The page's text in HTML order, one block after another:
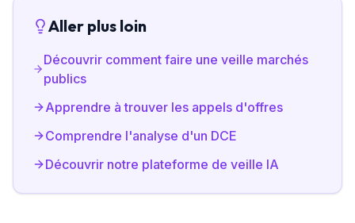
Aller plus loin
Découvrir comment faire une veille marchés
publics
Apprendre à trouver les appels d'offres
Comprendre l'analyse d'un DCE
Découvrir notre plateforme de veille IA